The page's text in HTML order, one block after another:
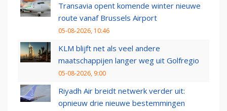
Transavia opent komende winter nieuwe
route vanaf Brussels Airport
05-08-2026, 10:46
KLM blijft net als veel andere
maatschappijen langer weg uit Golfregio
05-08-2026, 9:00
Riyadh Air breidt netwerk verder uit:
opnieuw drie nieuwe bestemmingen